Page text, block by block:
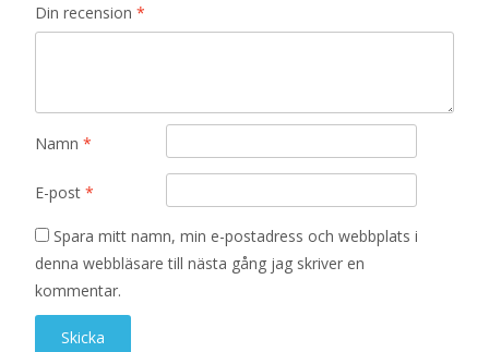
Din recension *
Namn *
E-post *
Spara mitt namn, min e-postadress och webbplats i
denna webbläsare till nästa gång jag skriver en
kommentar.